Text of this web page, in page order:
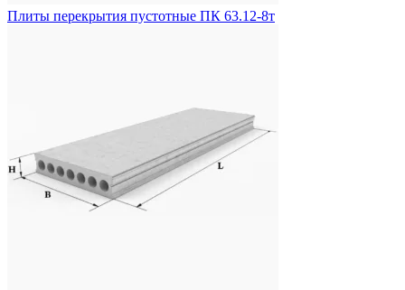
Плиты перекрытия пустотные ПК 63.12-8т